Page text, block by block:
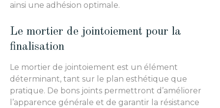
ainsi une adhésion optimale.
Le mortier de jointoiement pour la
finalisation
Le mortier de jointoiement est un élément
déterminant, tant sur le plan esthétique que
pratique. De bons joints permettront d’améliorer
l’apparence générale et de garantir la résistance